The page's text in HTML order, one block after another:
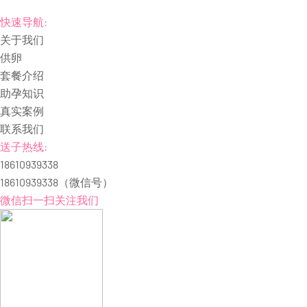
快速导航:
关于我们
供卵
套餐介绍
助孕知识
真实案例
联系我们
送子热线:
18610939338
18610939338 （微信号）
微信扫一扫关注我们